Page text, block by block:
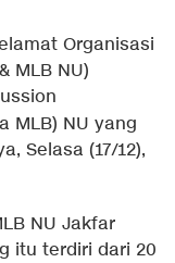
Organisasi
MLB NU)
MLB) NU yang
Selasa (17/12),
NU Jakfar
itu terdiri dari 20